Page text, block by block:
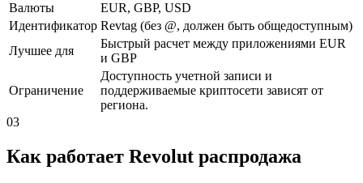
Валюты
EUR, GBP, USD
Идентификатор Revtag (без @, должен быть общедоступным)
Лучшее для
Быстрый расчет между приложениями EUR
и GBP
Ограничение
Доступность учетной записи и
поддерживаемые криптосети зависят от
региона.
03
Как работает Revolut распродажа